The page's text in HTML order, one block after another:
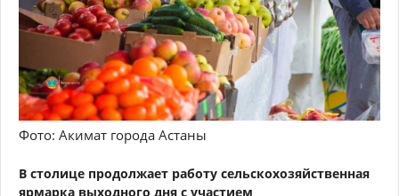
Фото: Акимат города Астаны
В столице продолжает работу сельскохозяйственная
ярмарка выходного дня с участием